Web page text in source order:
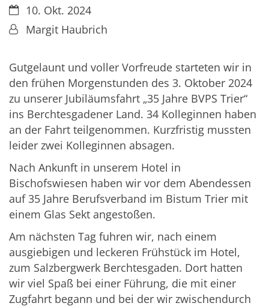
Datum:10. Okt. 2024
Von:Margit Haubrich
Gutgelaunt und voller Vorfreude starteten wir in
den frühen Morgenstunden des 3. Oktober 2024
zu unserer Jubiläumsfahrt „35 Jahre BVPS Trier“
ins Berchtesgadener Land. 34 Kolleginnen haben
an der Fahrt teilgenommen. Kurzfristig mussten
leider zwei Kolleginnen absagen.
Nach Ankunft in unserem Hotel in
Bischofswiesen haben wir vor dem Abendessen
auf 35 Jahre Berufsverband im Bistum Trier mit
einem Glas Sekt angestoßen.
Am nächsten Tag fuhren wir, nach einem
ausgiebigen und leckeren Frühstück im Hotel,
zum Salzbergwerk Berchtesgaden. Dort hatten
wir viel Spaß bei einer Führung, die mit einer
Zugfahrt begann und bei der wir zwischendurch